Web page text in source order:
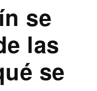
se
las
se